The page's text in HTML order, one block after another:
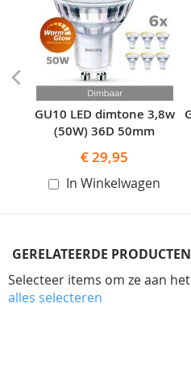
GU10 LED dimtone 3,8w
(50W) 36D 50mm
€ 29,95
In Winkelwagen
GERELATEERDE PRODUCTEN
Selecteer items om ze aan
alles selecteren